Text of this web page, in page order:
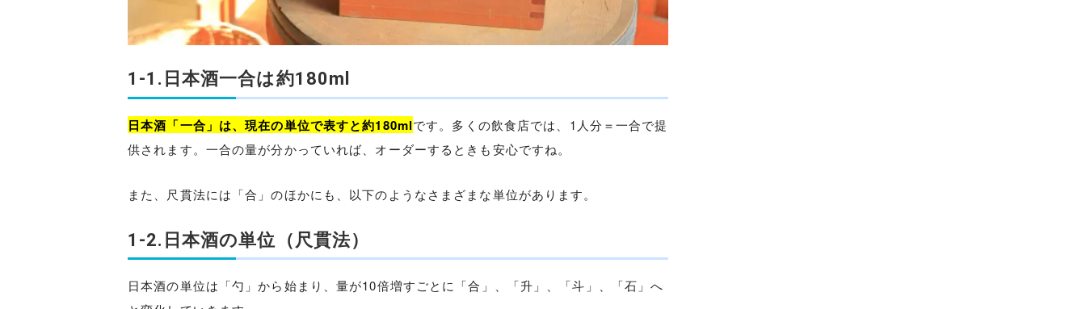
1-1.日本酒一合は約180ml
日本酒「一合」は、現在の単位で表すと約180mlです。多くの飲食店では、1人分＝一合で提
供されます。一合の量が分かっていれば、オーダーするときも安心ですね。
また、尺貫法には「合」のほかにも、以下のようなさまざまな単位があります。
1-2.日本酒の単位（尺貫法）
日本酒の単位は「勺」から始まり、量が10倍増すごとに「合」、「升」、「斗」、「石」へ